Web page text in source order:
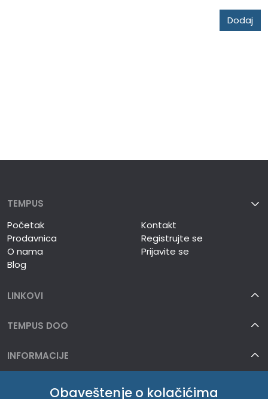
Dodaj
TEMPUS
Početak
Prodavnica
O nama
Blog
Kontakt
Registrujte se
Prijavite se
LINKOVI
TEMPUS DOO
INFORMACIJE
Obaveštenje o kolačićima